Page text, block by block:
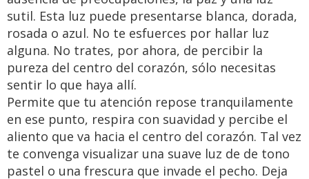
sutil. Esta luz puede presentarse blanca, dorada,
rosada o azul. No te esfuerces por hallar luz
alguna. No trates, por ahora, de percibir la
pureza del centro del corazón, sólo necesitas
sentir lo que haya allí.
Permite que tu atención repose tranquilamente
en ese punto, respira con suavidad y percibe el
aliento que va hacia el centro del corazón. Tal vez
te convenga visualizar una suave luz de de tono
pastel o una frescura que invade el pecho. Deja